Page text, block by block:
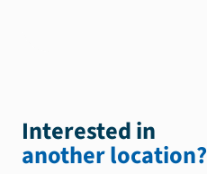
Interested in
another location?